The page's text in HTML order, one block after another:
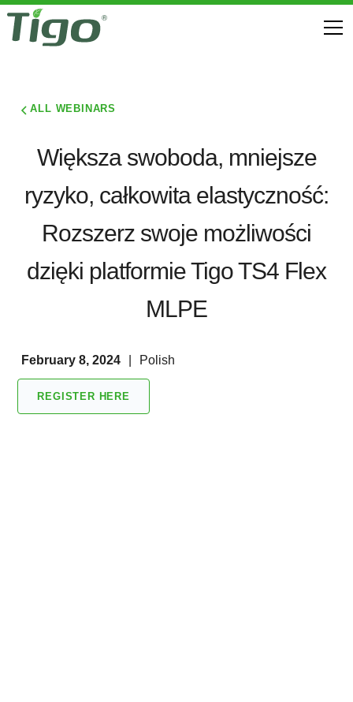
ALL WEBINARS
Większa swoboda, mniejsze
ryzyko, całkowita elastyczność:
Rozszerz swoje możliwości
dzięki platformie Tigo TS4 Flex
MLPE
February 8, 2024 Polish
REGISTER HERE